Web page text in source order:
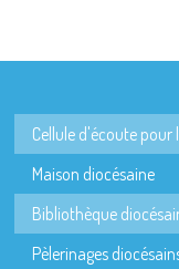
Cellule d'écoute pour
Maison diocésaine
Bibliothèque
Pèlerinages